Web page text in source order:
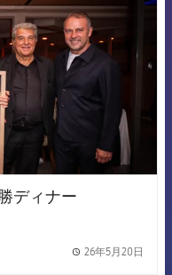
ディナー
26年5月20日